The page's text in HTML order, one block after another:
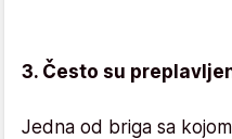
3. Često su
Jedna od briga sa